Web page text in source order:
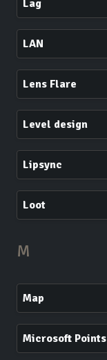
Lag
LAN
Lens Flare
Level design
Lipsync
Loot
M
Map
Microsoft Points